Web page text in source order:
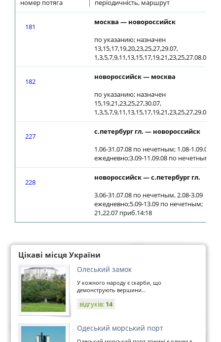
номер потяга періодичність, маршрут
181
москва — новороссийск
по указанию; назначен
13,15,17,19,20,23,25,27,29.07,
1,3,5,7,9,11,13,15,17,19,21,23,25,27.08.08
182
новороссийск — москва
по указанию; назначен
15,19,21,23,25,27,30.07,
1,3,5,7,9,11,13,15,17,19,21,23,25,27,29.08.08
227
с.петербург гл. — новороссийск
1.06-31.07.08 по нечетным; 1.08-1.09.08
ежедневно;3.09-11.09.08 по нечетным
228
новороссийск — с.петербург гл.
3.06-31.07.08 по нечетным, 2.08-3.09
ежедневно;5.09-13.09 по нечетным;
21,22.07 приб.14:18
Цікаві місця України
Олеський замок
У кожного народу є скарби, що
демонструють вершини...
відгуків: 14
Одеський морський порт